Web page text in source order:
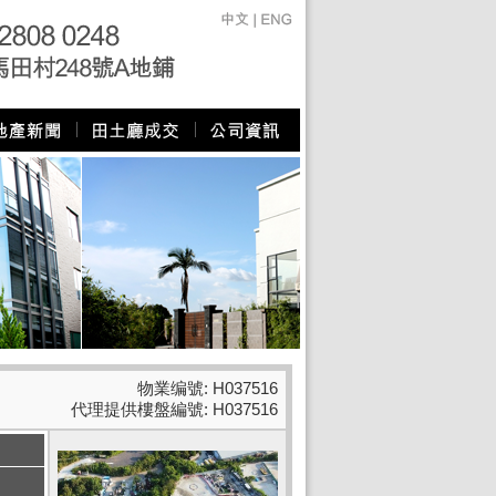
物業编號: H037516
代理提供樓盤編號: H037516